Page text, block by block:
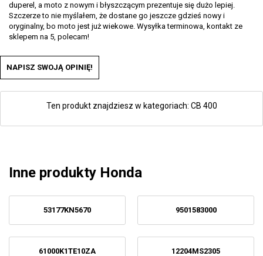
duperel, a moto z nowym i błyszczącym prezentuje się dużo lepiej.
Szczerze to nie myślałem, że dostane go jeszcze gdzieś nowy i
oryginalny, bo moto jest już wiekowe. Wysyłka terminowa, kontakt ze
sklepem na 5, polecam!
NAPISZ SWOJĄ OPINIĘ!
Ten produkt znajdziesz w kategoriach: CB 400
Inne produkty Honda
53177KN5670 9501583000
61000K1TE10ZA 12204MS2305